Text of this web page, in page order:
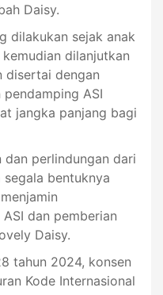
Daisy.
dilakukan sejak anak
dilanjutkan
disertai dengan
ASI
jangka panjang bagi
dan perlindungan dari
bentuknya
dan pemberian
Daisy.
tahun 2024, konsen
Kode Internasional